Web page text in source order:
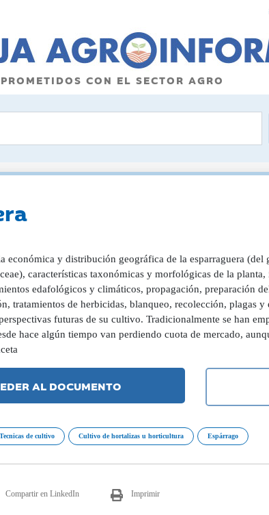
CON EL SECTOR AGRO
económica y distribución geográfica de la esparraguera (del
características taxonómicas y morfológicas de la
edafológicos y climáticos, propagación, preparación
tratamientos de herbicidas, blanqueo, recolección, plagas y
futuras de su cultivo. Tradicionalmente se han
hace algún tiempo van perdiendo cuota de mercado,
AL DOCUMENTO
Tecnicas de cultivo Cultivo de hortalizas u horticultura Espárrago
Compartir en LinkedIn Imprimir